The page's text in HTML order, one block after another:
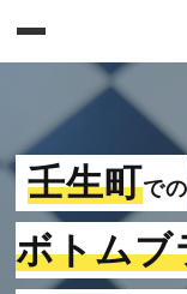
壬生町での
ボトムブ